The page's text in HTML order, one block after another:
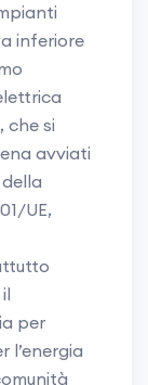
inferiore
che si
avviati
UE,
per
l’energia